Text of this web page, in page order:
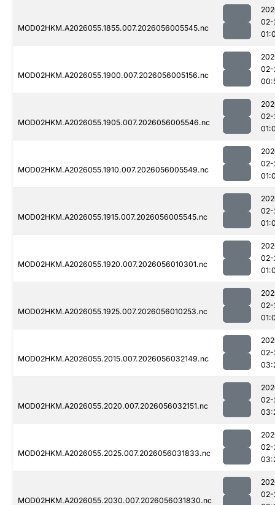
MOD02HKM.A2026055.1855.007.2026056005545.nc
02-
MOD02HKM.A2026055.1900.007.2026056005156.nc
02-
MOD02HKM.A2026055.1905.007.2026056005546.nc
02-
MOD02HKM.A2026055.1910.007.2026056005549.nc
02-
MOD02HKM.A2026055.1915.007.2026056005545.nc
02-
MOD02HKM.A2026055.1920.007.2026056010301.nc
02-
MOD02HKM.A2026055.1925.007.2026056010253.nc
02-
MOD02HKM.A2026055.2015.007.2026056032149.nc
02-
MOD02HKM.A2026055.2020.007.2026056032151.nc
02-
MOD02HKM.A2026055.2025.007.2026056031833.nc
02-
MOD02HKM.A2026055.2030.007.2026056031830.nc
02-